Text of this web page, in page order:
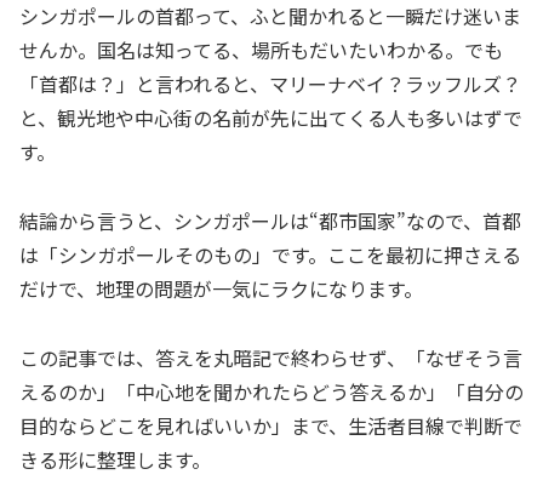
シンガポールの首都って、ふと聞かれると一瞬だけ迷いま
せんか。国名は知ってる、場所もだいたいわかる。でも
「首都は？」と言われると、マリーナベイ？ラッフルズ？
と、観光地や中心街の名前が先に出てくる人も多いはずで
す。
結論から言うと、シンガポールは“都市国家”なので、首都
は「シンガポールそのもの」です。ここを最初に押さえる
だけで、地理の問題が一気にラクになります。
この記事では、答えを丸暗記で終わらせず、「なぜそう言
えるのか」「中心地を聞かれたらどう答えるか」「自分の
目的ならどこを見ればいいか」まで、生活者目線で判断で
きる形に整理します。